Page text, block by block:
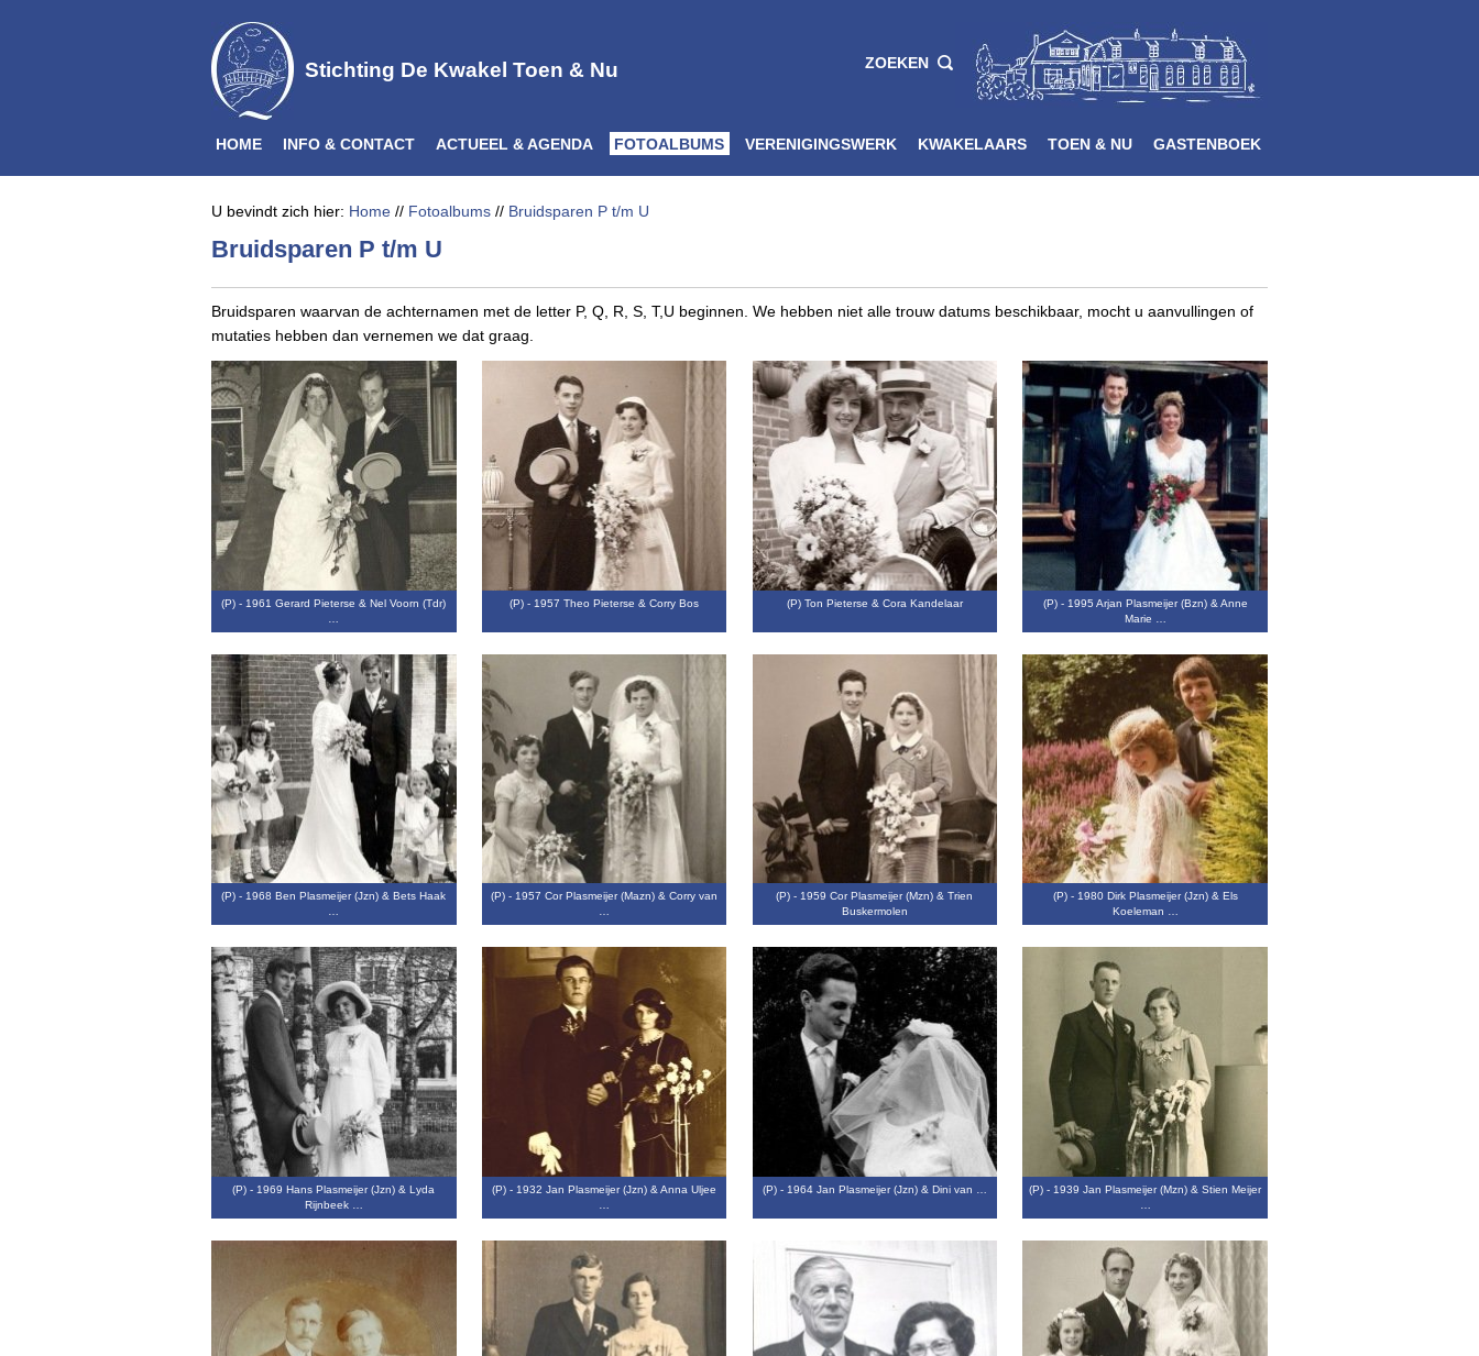
Stichting De Kwakel Toen & Nu ZOEKEN
HOME INFO & CONTACT ACTUEEL & AGENDA FOTOALBUMS VERENIGINGSWERK KWAKELAARS TOEN & NU GASTENBOEK
U bevindt zich hier: Home // Fotoalbums // Bruidsparen P t/m U
Bruidsparen P t/m U
Bruidsparen waarvan de achternamen met de letter P, Q, R, S, T,U beginnen. We hebben niet alle trouw datums beschikbaar, mocht u aanvullingen of
mutaties hebben dan vernemen we dat graag.
(P) - 1961 Gerard Pieterse & Nel Voorn (Tdr)
(P) - 1957 Theo Pieterse & Corry Bos (P) Ton Pieterse & Cora Kandelaar
(P) - 1995 Arjan Plasmeijer (Bzn) & Anne
Marie …
(P) - 1968 Ben Plasmeijer (Jzn) & Bets Haak
…
(P) - 1957 Cor Plasmeijer (Mazn) & Corry van
…
(P) - 1959 Cor Plasmeijer (Mzn) & Trien
Buskermolen
(P) - 1980 Dirk Plasmeijer (Jzn) & Els
Koeleman …
(P) - 1969 Hans Plasmeijer (Jzn) & Lyda
Rijnbeek …
(P) - 1932 Jan Plasmeijer (Jzn) & Anna Uljee
(P) - 1964 Jan Plasmeijer (Jzn) & Dini van …
(P) - 1939 Jan Plasmeijer (Mzn) & Stien Meijer